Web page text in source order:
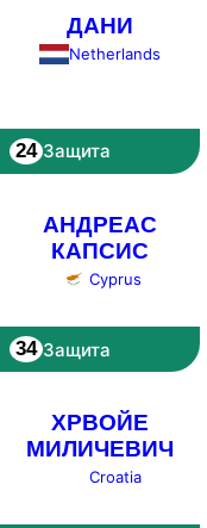
ДАНИ
Netherlands
24 Защита
АНДРЕАС
КАПСИС
Cyprus
34 Защита
ХРВОЙЕ
МИЛИЧЕВИЧ
Croatia